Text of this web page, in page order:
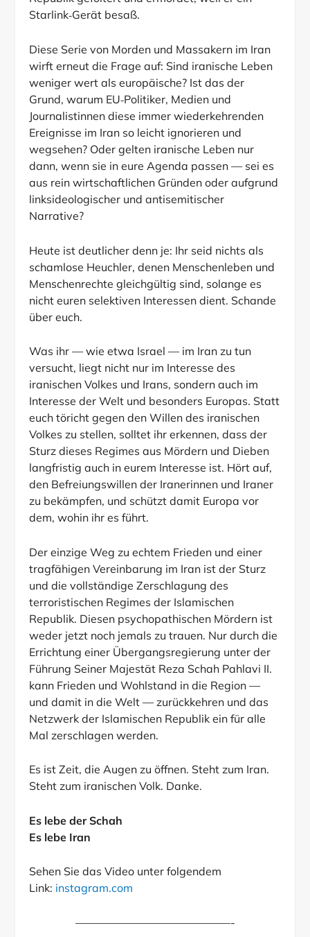
Starlink‑Gerät besaß.
Diese Serie von Morden und Massakern im Iran
wirft erneut die Frage auf: Sind iranische Leben
weniger wert als europäische? Ist das der
Grund, warum EU‑Politiker, Medien und
Journalistinnen diese immer wiederkehrenden
Ereignisse im Iran so leicht ignorieren und
wegsehen? Oder gelten iranische Leben nur
dann, wenn sie in eure Agenda passen — sei es
aus rein wirtschaftlichen Gründen oder aufgrund
linksideologischer und antisemitischer
Narrative?
Heute ist deutlicher denn je: Ihr seid nichts als
schamlose Heuchler, denen Menschenleben und
Menschenrechte gleichgültig sind, solange es
nicht euren selektiven Interessen dient. Schande
über euch.
Was ihr — wie etwa Israel — im Iran zu tun
versucht, liegt nicht nur im Interesse des
iranischen Volkes und Irans, sondern auch im
Interesse der Welt und besonders Europas. Statt
euch töricht gegen den Willen des iranischen
Volkes zu stellen, solltet ihr erkennen, dass der
Sturz dieses Regimes aus Mördern und Dieben
langfristig auch in eurem Interesse ist. Hört auf,
den Befreiungswillen der Iranerinnen und Iraner
zu bekämpfen, und schützt damit Europa vor
dem, wohin ihr es führt.
Der einzige Weg zu echtem Frieden und einer
tragfähigen Vereinbarung im Iran ist der Sturz
und die vollständige Zerschlagung des
terroristischen Regimes der Islamischen
Republik. Diesen psychopathischen Mördern ist
weder jetzt noch jemals zu trauen. Nur durch die
Errichtung einer Übergangsregierung unter der
Führung Seiner Majestät Reza Schah Pahlavi II.
kann Frieden und Wohlstand in die Region —
und damit in die Welt — zurückkehren und das
Netzwerk der Islamischen Republik ein für alle
Mal zerschlagen werden.
Es ist Zeit, die Augen zu öffnen. Steht zum Iran.
Steht zum iranischen Volk. Danke.
Es lebe der Schah
Es lebe Iran
Sehen Sie das Video unter folgendem
Link: instagram.com
——————————————-